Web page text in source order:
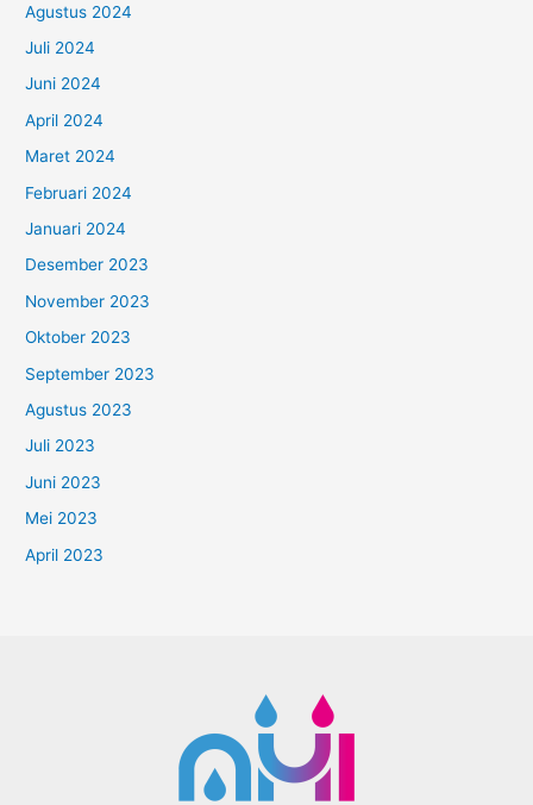
Agustus 2024
Juli 2024
Juni 2024
April 2024
Maret 2024
Februari 2024
Januari 2024
Desember 2023
November 2023
Oktober 2023
September 2023
Agustus 2023
Juli 2023
Juni 2023
Mei 2023
April 2023